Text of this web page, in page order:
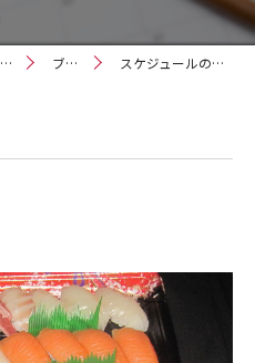
鹿島田の寿司ならどんぶり屋まぐろ大将 ブログ スケジュールの大切さ